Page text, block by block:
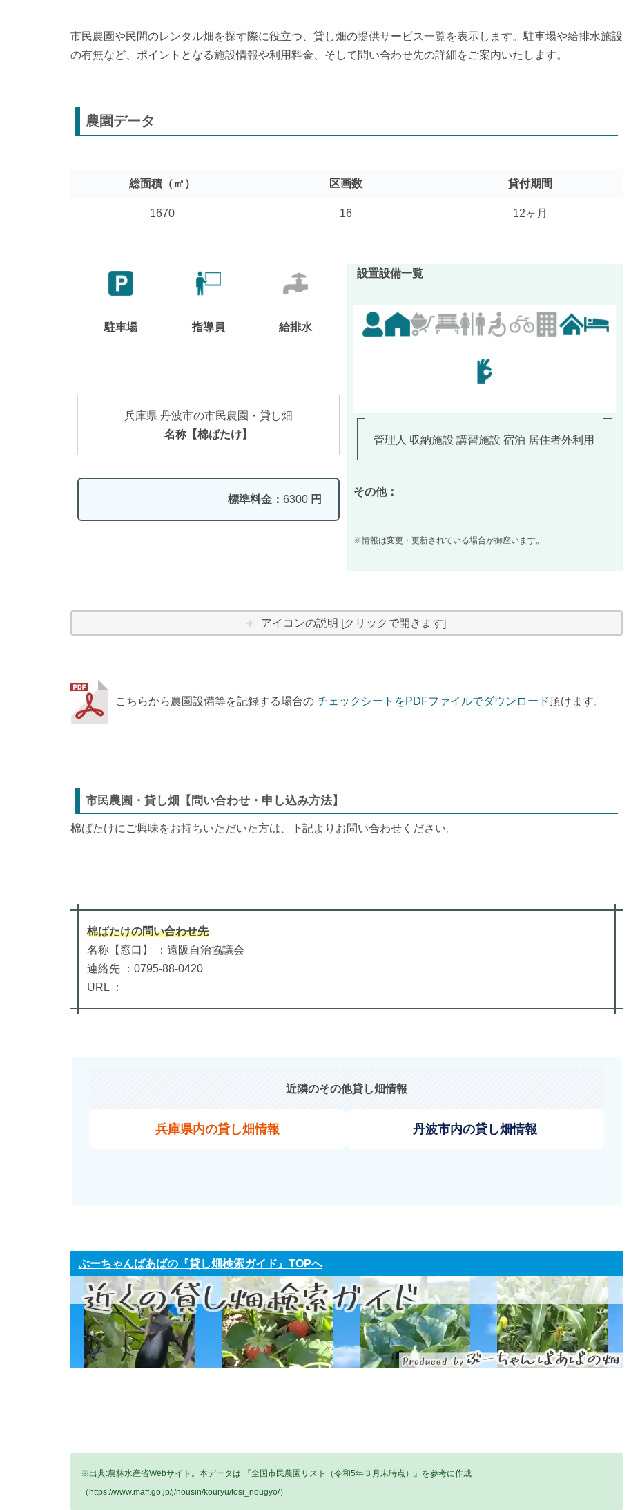
市民農園や民間のレンタル畑を探す際に役立つ、貸し畑の提供サービス一覧を表示します。駐車場や給排水施設
の有無など、ポイントとなる施設情報や利用料金、そして問い合わせ先の詳細をご案内いたします。
農園データ
総面積（㎡） 区画数 貸付期間
1670 16 12ヶ月
駐車場 指導員 給排水
兵庫県 丹波市の市民農園・貸し畑
名称【棉ばたけ】
標準料金： 6300 円
設置設備一覧
管理人 収納施設 講習施設 宿泊 居住者外利用
その他：
※情報は変更・更新されている場合が御座います。
アイコンの説明 [クリックで開きます]
こちらから農園設備等を記録する場合の チェックシートをPDFファイルでダウンロード頂けます。
市民農園・貸し畑【問い合わせ・申し込み方法】
棉ばたけにご興味をお持ちいただいた方は、下記よりお問い合わせください。
棉ばたけの問い合わせ先
名称【窓口】 ：遠阪自治協議会
連絡先 ：0795-88-0420
URL ：
近隣のその他貸し畑情報
兵庫県内の貸し畑情報 丹波市内の貸し畑情報
ぶーちゃんばあばの『貸し畑検索ガイド』TOPへ
※出典:農林水産省Webサイト。本データは 『全国市民農園リスト（令和5年３月末時点）』を参考に作成
（https://www.maff.go.jp/j/nousin/kouryu/tosi_nougyo/）